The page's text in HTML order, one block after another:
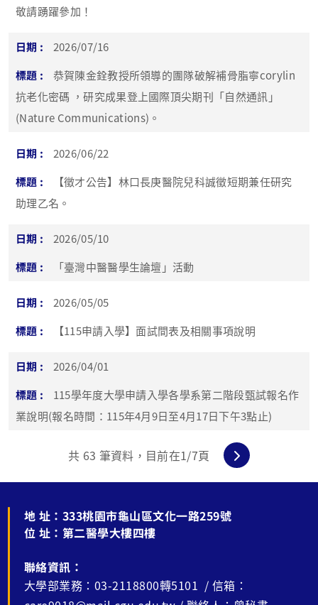
敬請踴躍參加！
2026/07/16
恭賀陳金銓教授所領導的團隊破解補骨脂寧corylin
抗老化密碼 ，研究成果登上國際頂尖期刊「自然通訊」
(Nature Communications)。
2026/06/22
【徵才公告】林口長庚醫院兒科誠徵短期兼任研究
助理乙名。
2026/05/10
「臺灣中醫醫學生論壇」活動
2026/05/05
【115申請入學】面試間表及相關事項說明
2026/04/01
115學年度大學申請入學各學系第二階段甄試報名作
業說明(報名時間：115年4月9日至4月17日下午3點止)
共 63 筆資料，目前在1/7頁
地 址： 333桃園市龜山區文化一路259號
位 址： 第二醫學大樓四樓
聯絡資訊：
大學部業務：03-2118800轉5101 / 信箱：